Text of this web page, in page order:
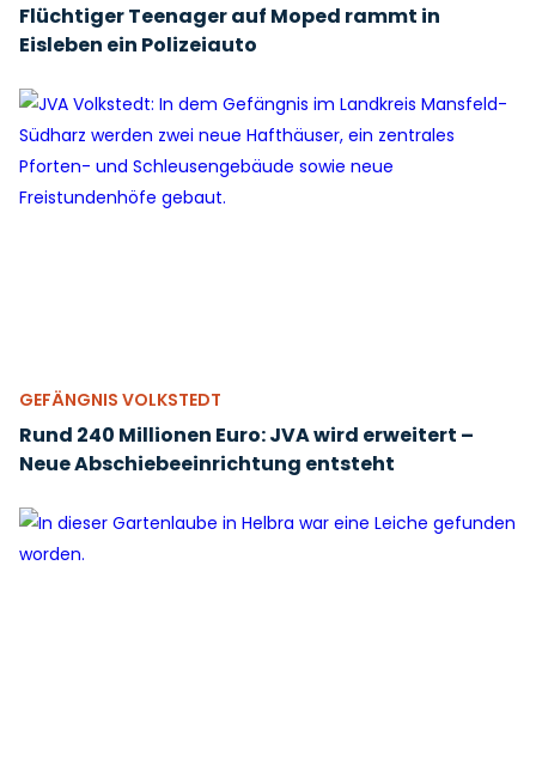
Flüchtiger Teenager auf Moped rammt in
Eisleben ein Polizeiauto
GEFÄNGNIS VOLKSTEDT
Rund 240 Millionen Euro: JVA wird erweitert –
Neue Abschiebeeinrichtung entsteht